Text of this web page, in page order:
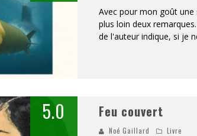
Avec pour mon goût
plus loin deux
de l'auteur indique, si je
5.0 Feu couvert
Noé Gaillard Livre